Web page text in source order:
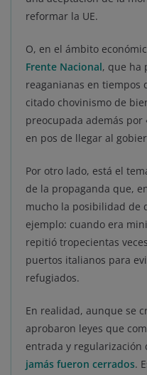
reformar la UE.
O, en el ámbito
Frente Nacional, que ha
reaganianas en tiempos
citado chovinismo de
preocupada además
en pos de llegar al
Por otro lado, está el
de la propaganda que,
mucho la posibilidad de
ejemplo: cuando era
repitió tropecientas
puertos italianos para
refugiados.
En realidad, aunque se
aprobaron leyes que
entrada y regularización
jamás fueron cerrados.